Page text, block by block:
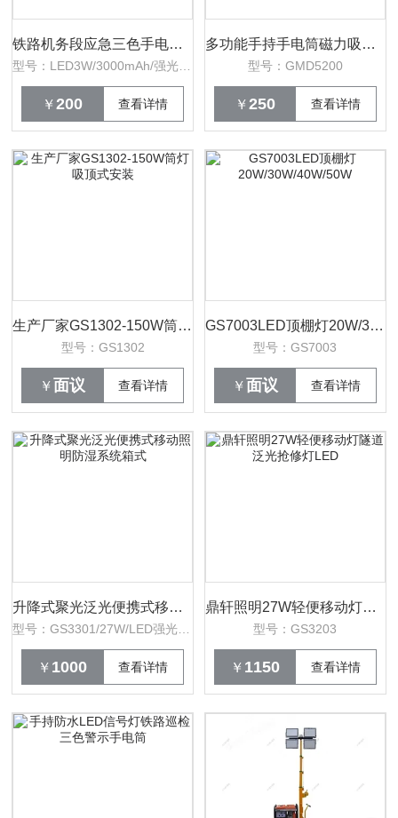
铁路机务段应急三色手电筒LED红黄绿白IP65
￥200 查看详情
多功能手持手电筒磁力吸附夜间电力应急
型号：GMD5200
￥250 查看详情
生产厂家GS1302-150W筒灯吸顶式安装
型号：GS1302
￥ 面议 查看详情
GS7003LED顶棚灯20W/30W/40W/50W
型号：GS7003
￥ 面议 查看详情
升降式聚光泛光便携式移动照明防湿系统箱式
￥ 1000 查看详情
鼎轩照明27W轻便移动灯隧道泛光抢修灯LED
型号：GS3203
￥ 1150 查看详情